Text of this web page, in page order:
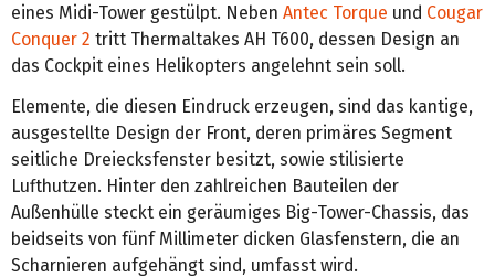
eines Midi-Tower gestülpt. Neben Antec Torque und Cougar
Conquer 2 tritt Thermaltakes AH T600, dessen Design an
das Cockpit eines Helikopters angelehnt sein soll.
Elemente, die diesen Eindruck erzeugen, sind das kantige,
ausgestellte Design der Front, deren primäres Segment
seitliche Dreiecksfenster besitzt, sowie stilisierte
Lufthutzen. Hinter den zahlreichen Bauteilen der
Außenhülle steckt ein geräumiges Big-Tower-Chassis, das
beidseits von fünf Millimeter dicken Glasfenstern, die an
Scharnieren aufgehängt sind, umfasst wird.